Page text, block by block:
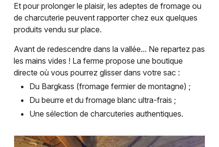
Je m'abonne
Et pour prolonger le plaisir, les adeptes de fromage ou
de charcuterie peuvent rapporter chez eux quelques
produits vendu sur place.
Avant de redescendre dans la vallée... Ne repartez pas
les mains vides ! La ferme propose une boutique
directe où vous pourrez glisser dans votre sac :
Du Bargkass (fromage fermier de montagne) ;
Du beurre et du fromage blanc ultra-frais ;
Une sélection de charcuteries authentiques.